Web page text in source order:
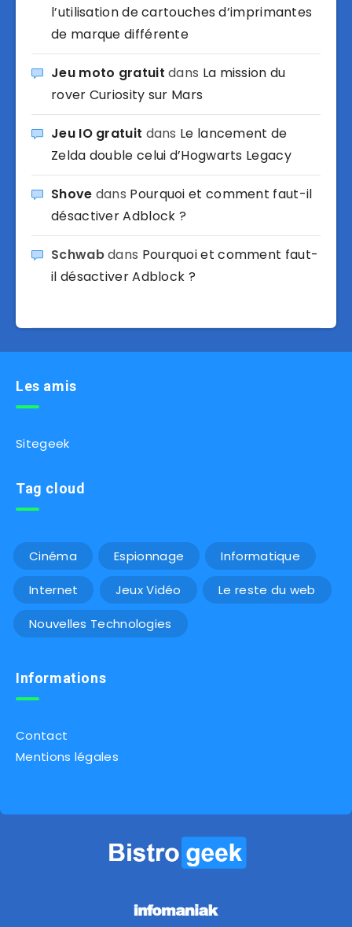
l’utilisation de cartouches d’imprimantes
de marque différente
Jeu moto gratuit dans La mission du
rover Curiosity sur Mars
Jeu IO gratuit dans Le lancement de
Zelda double celui d’Hogwarts Legacy
Shove dans Pourquoi et comment faut-il
désactiver Adblock ?
Schwabdans Pourquoi et comment faut-
il désactiver Adblock ?
Les amis
Sitegeek
Tag cloud
Cinéma Espionnage Informatique
Internet Jeux Vidéo Le reste du web
Nouvelles Technologies
Informations
Contact
Mentions légales